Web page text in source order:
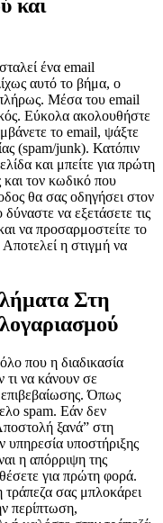
και
ένα email
αυτό το βήμα, ο
πλήρως. Μέσα του email
Εύκολα ακολουθήστε
το email, ψάξτε
(spam/junk). Κατόπιν
και μπείτε για πρώτη
τον κωδικό που
θα σας οδηγήσει στον
να εξετάσετε τις
να προσαρμοστείτε το
η στιγμή να
Στη
που η διαδικασία
τι να κάνουν σε
Όπως
spam. Εάν δεν
ξανά” στη
υπηρεσία υποστήριξης
η απόρριψη της
για πρώτη φορά.
τράπεζα σας μπλοκάρει
περίπτωση,